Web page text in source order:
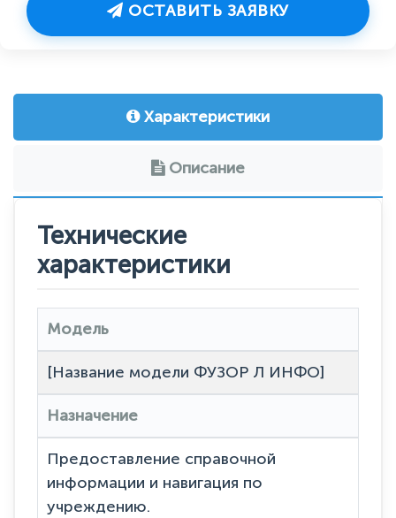
ОСТАВИТЬ ЗАЯВКУ
Характеристики
Описание
Технические
характеристики
Модель
[Название модели ФУЗОР Л ИНФО]
Назначение
Предоставление справочной
информации и навигация по
учреждению.